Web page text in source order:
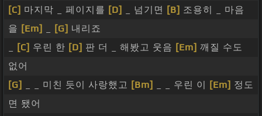
[C] 마지막 _ 페이지를 [D] _ 넘기면 [B] 조용히 _ 마음
을 [Em] [G] 내리죠
[C] 우린 한 [D] 판 더 _ 해봤고 웃음 [Em] 깨질 수도
없어
[G]
_ _ 미친 듯이 사랑했고 [Bm] _ _ 우린 이 [Em] 정도
면 됐어